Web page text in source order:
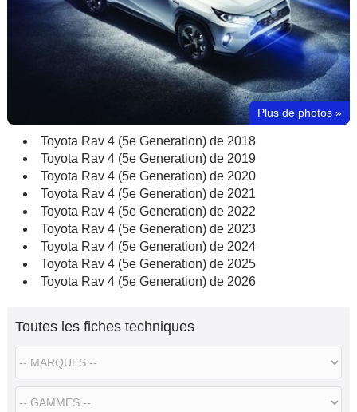
Plus de photos »
Toyota Rav 4 (5e Generation) de 2018
Toyota Rav 4 (5e Generation) de 2019
Toyota Rav 4 (5e Generation) de 2020
Toyota Rav 4 (5e Generation) de 2021
Toyota Rav 4 (5e Generation) de 2022
Toyota Rav 4 (5e Generation) de 2023
Toyota Rav 4 (5e Generation) de 2024
Toyota Rav 4 (5e Generation) de 2025
Toyota Rav 4 (5e Generation) de 2026
Toutes les fiches techniques